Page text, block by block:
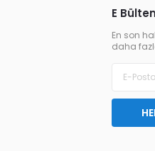
E
En son
daha